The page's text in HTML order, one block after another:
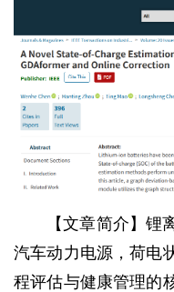
【文章简介】
汽车动力电源，荷电
程评估与健康管理的